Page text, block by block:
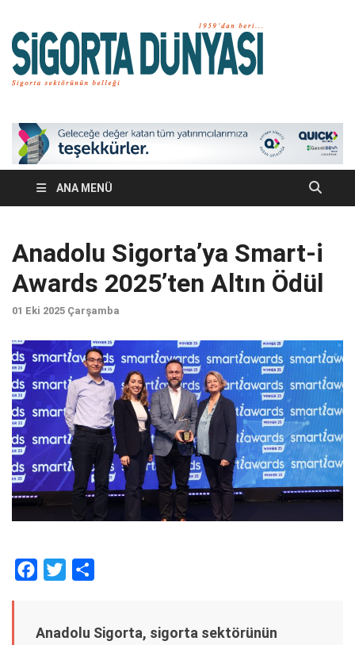
ANA MENÜ
Anadolu Sigorta’ya Smart-i
Awards 2025’ten Altın Ödül
01 Eki 2025 Çarşamba
e
t
r
Anadolu Sigorta, sigorta sektörünün